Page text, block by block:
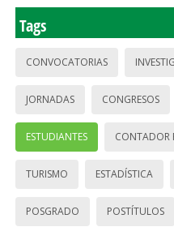
Tags
CONVOCATORIAS
JORNADAS CONGRESOS
ESTUDIANTES CONTADOR
TURISMO ESTADÍSTICA
POSGRADO POSTÍTULOS